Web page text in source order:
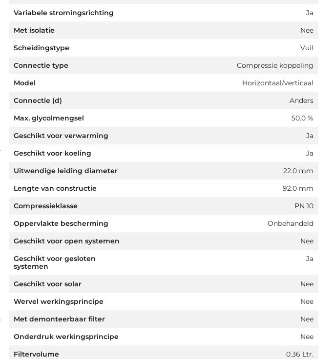
Variabele stromingsrichting
Ja
Met isolatie
Nee
Scheidingstype
Vuil
Connectie type
Compressie koppeling
Model
Horizontaal/verticaal
Connectie (d)
Anders
Max. glycolmengsel
50.0 %
Geschikt voor verwarming
Ja
Geschikt voor koeling
Ja
Uitwendige leiding diameter
22.0 mm
Lengte van constructie
92.0 mm
Compressieklasse
PN 10
Oppervlakte bescherming
Onbehandeld
Geschikt voor open systemen
Nee
Geschikt voor gesloten
systemen
Ja
Geschikt voor solar
Nee
Wervel werkingsprincipe
Nee
Met demonteerbaar filter
Nee
Onderdruk werkingsprincipe
Nee
Filtervolume
0.36 Ltr.